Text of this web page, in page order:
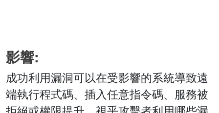
影響:
成功利用漏洞可以在受影響的系統導致遠
端執行程式碼、插入任意指令碼、服務被